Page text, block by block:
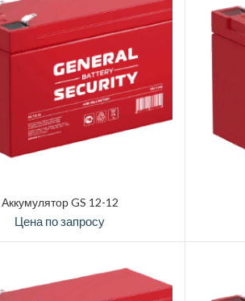
Аккумулятор GS 12-12
Цена по запросу